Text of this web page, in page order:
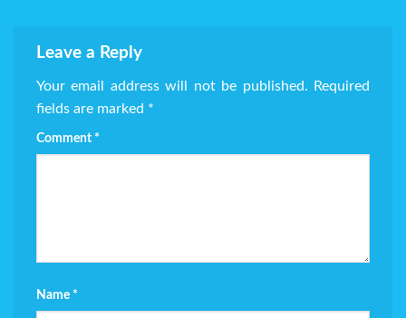
Leave a Reply
Your email address will not be published.
Required
fields are marked *
Comment *
Name *